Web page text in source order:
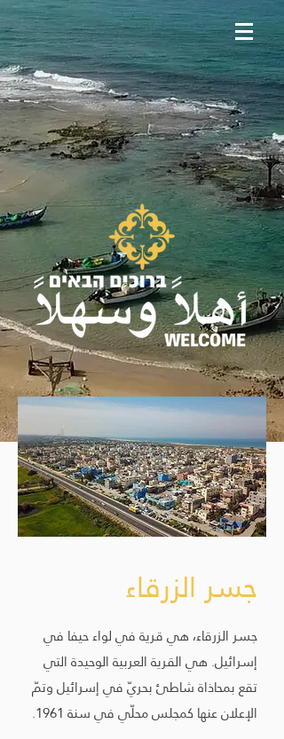
جسر الزرقاء
جسر الزرقاء، هي قرية في لواء حيفا في
إسرائيل. هي القرية العربية الوحيدة التي
تقع بمحاذاة شاطئ بحريّ في إسرائيل وتمّ
الإعلان عنها كمجلس محلّي في سنة 1961.